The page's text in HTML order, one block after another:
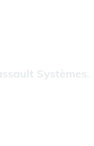
Systèmes.